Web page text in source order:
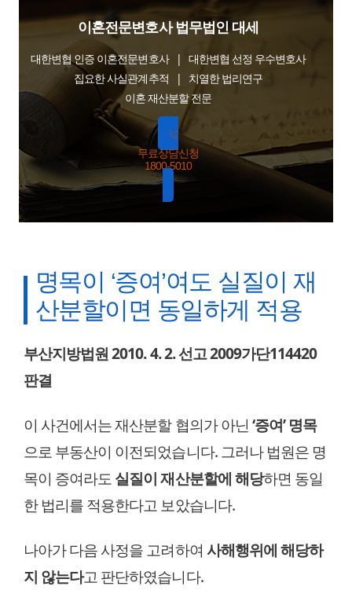
이혼전문변호사 법무법인 대세
대한변협 인증 이혼전문변호사 | 대한변협 선정 우수변호사
집요한 사실관계추적 | 치열한 법리연구
이혼 재산분할 전문
무료상담신청
1800-5010
명목이 ‘증여’여도 실질이 재
산분할이면 동일하게 적용
부산지방법원 2010. 4. 2. 선고 2009가단114420
판결
이 사건에서는 재산분할 협의가 아닌 ‘증여’ 명목
으로 부동산이 이전되었습니다. 그러나 법원은 명
목이 증여라도실질이 재산분할에 해당하면 동일
한 법리를 적용한다고 보았습니다.
나아가 다음 사정을 고려하여 사해행위에 해당하
지 않는다고 판단하였습니다.